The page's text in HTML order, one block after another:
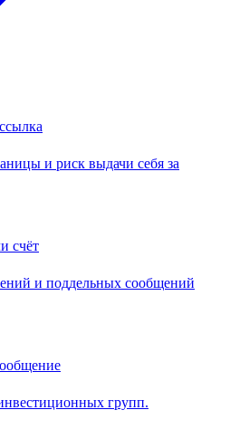
и риск выдачи себя за
счёт
и поддельных сообщений
групп.